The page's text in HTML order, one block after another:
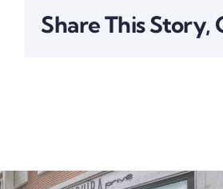
Share This Story,